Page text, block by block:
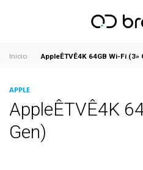
Inicio AppleÊTVÊ4K 64GB Wi-Fi (3»
APPLE
AppleÊTVÊ4K
Gen)